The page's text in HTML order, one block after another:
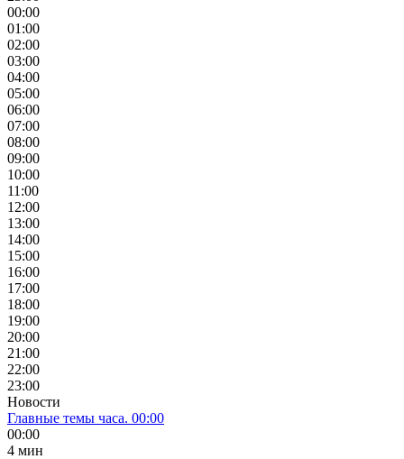
00:00
01:00
02:00
03:00
04:00
05:00
06:00
07:00
08:00
09:00
10:00
11:00
12:00
13:00
14:00
15:00
16:00
17:00
18:00
19:00
20:00
21:00
22:00
23:00
Новости
Главные темы часа. 00:00
00:00
4 мин